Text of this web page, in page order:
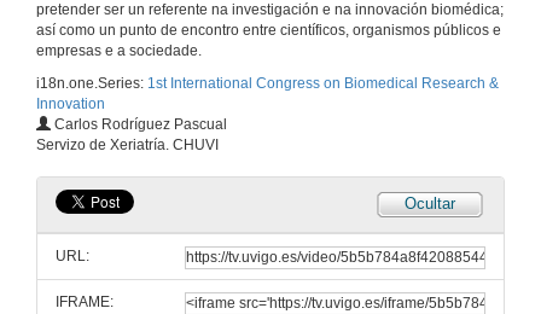
pretender ser un referente na investigación e na innovación biomédica;
así como un punto de encontro entre científicos, organismos públicos e
empresas e a sociedade.
i18n.one.Series: 1st International Congress on Biomedical Research &
Innovation
Carlos Rodríguez Pascual
Servizo de Xeriatría. CHUVI
Ocultar
URL:
IFRAME: